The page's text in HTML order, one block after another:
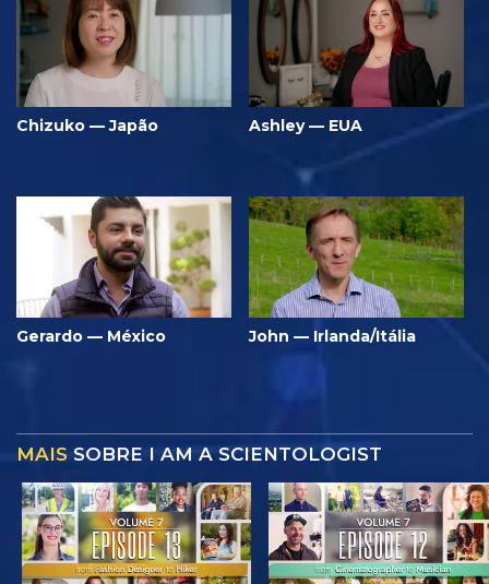
Chizuko — Japão Ashley — EUA
Gerardo — México John — Irlanda/Itália
MAIS SOBRE I AM A SCIENTOLOGIST